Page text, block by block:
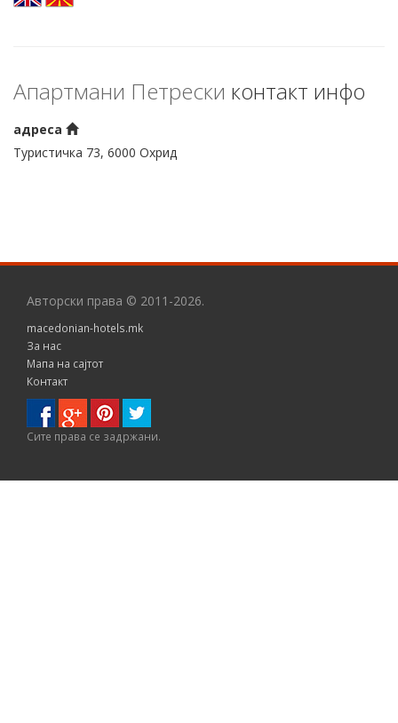
Апартмани Петрески контакт инфо
адреса
Туристичка 73, 6000 Охрид
Авторски права © 2011-2026.
macedonian-hotels.mk
За нас
Мапа на сајтот
Контакт
Сите правa се задржани.